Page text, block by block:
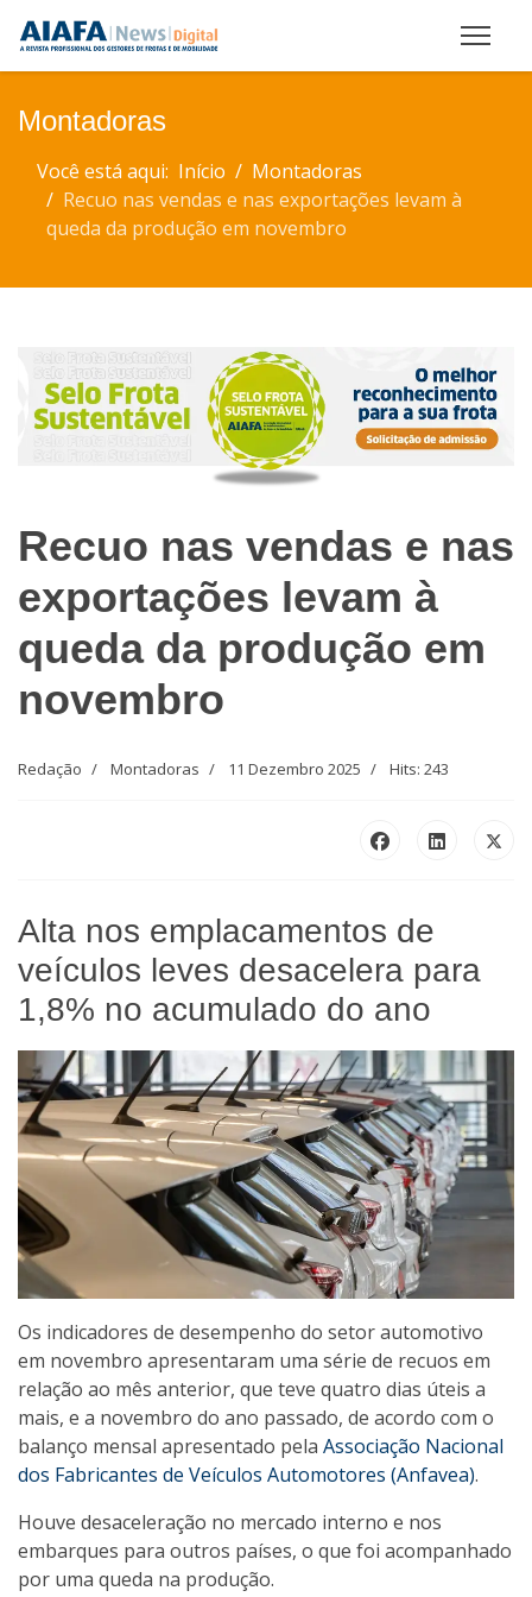
Montadoras
Você está aqui: Início
Montadoras
Recuo nas vendas e nas exportações levam à
queda da produção em novembro
Recuo nas vendas e nas
exportações levam à
queda da produção em
novembro
Redação Montadoras 11 Dezembro 2025 Hits: 243
Alta nos emplacamentos de
veículos leves desacelera para
1,8% no acumulado do ano
Os indicadores de desempenho do setor automotivo
em novembro apresentaram uma série de recuos em
relação ao mês anterior, que teve quatro dias úteis a
mais, e a novembro do ano passado, de acordo com o
balanço mensal apresentado pela Associação Nacional
dos Fabricantes de Veículos Automotores (Anfavea).
Houve desaceleração no mercado interno e nos
embarques para outros países, o que foi acompanhado
por uma queda na produção.